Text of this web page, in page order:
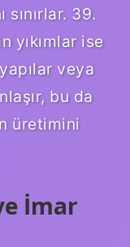
sınırlar. 39.
yıkımlar ise
veya
bu da
üretimini
İmar